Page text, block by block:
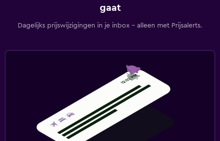
gaat
Dagelijks prijswijzigingen in je inbox - alleen met Prijsalerts.